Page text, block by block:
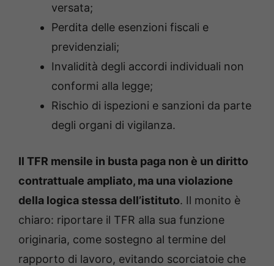
versata;
Perdita delle esenzioni fiscali e
previdenziali;
Invalidità degli accordi individuali non
conformi alla legge;
Rischio di ispezioni e sanzioni da parte
degli organi di vigilanza.
Il TFR mensile in busta paga non è un diritto
contrattuale ampliato, ma una violazione
della logica stessa dell’istituto. Il monito è
chiaro: riportare il TFR alla sua funzione
originaria, come sostegno al termine del
rapporto di lavoro, evitando scorciatoie che